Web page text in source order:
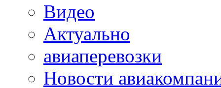
Видео
Актуально
авиаперевозки
Новости